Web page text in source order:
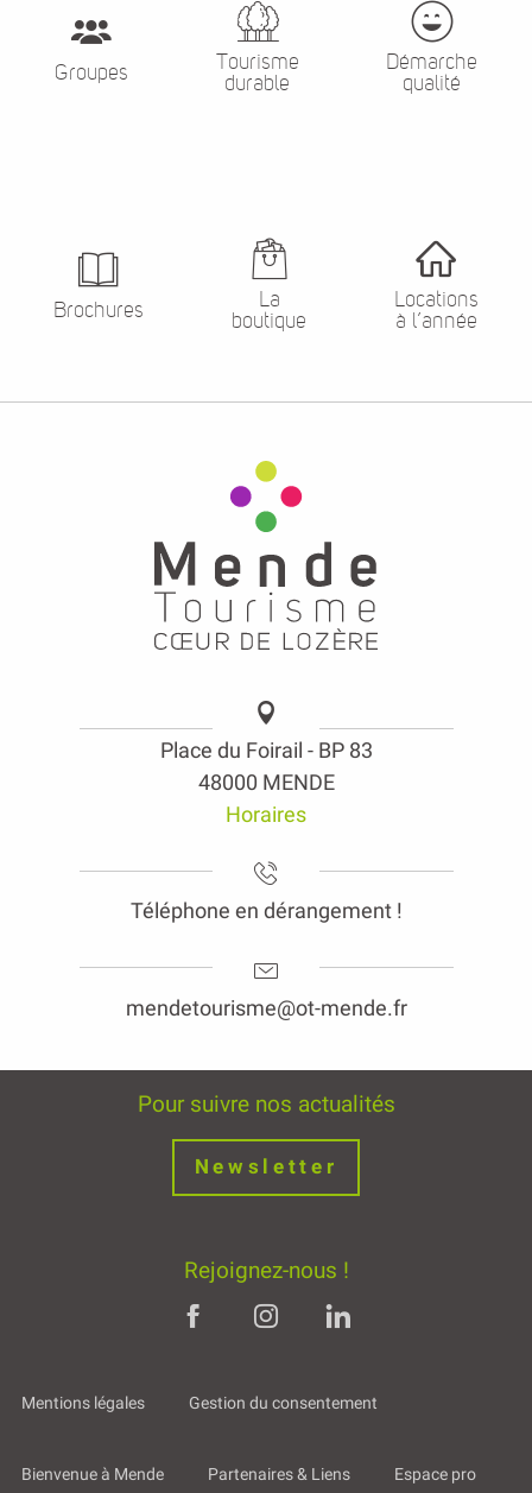
Groupes
Tourisme
durable
Démarche
qualité
Brochures
La
boutique
Locations
à l’année
Place du Foirail - BP 83
48000 MENDE
Horaires
Téléphone en dérangement !
mendetourisme@ot-mende.fr
Pour suivre nos actualités
Newsletter
Rejoignez-nous !
Mentions légales Gestion du consentement
Bienvenue à Mende Partenaires & Liens Espace pro